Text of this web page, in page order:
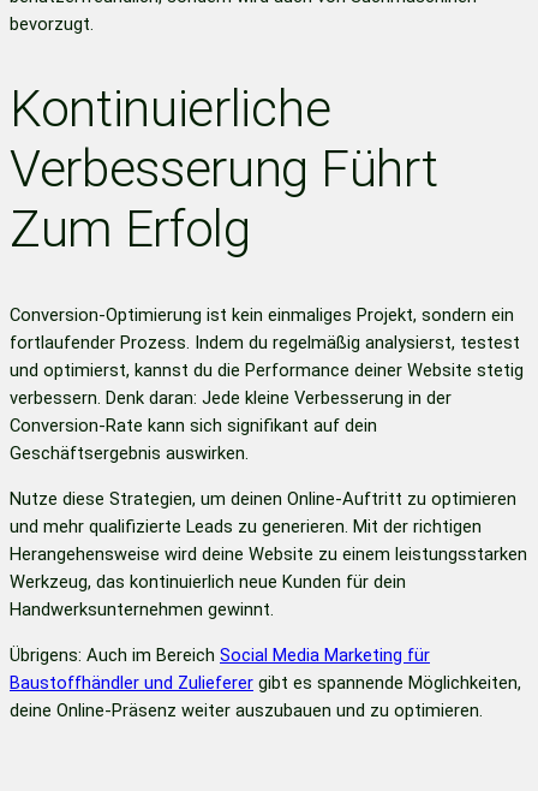
bevorzugt.
Kontinuierliche
Verbesserung Führt
Zum Erfolg
Conversion-Optimierung ist kein einmaliges Projekt, sondern ein
fortlaufender Prozess. Indem du regelmäßig analysierst, testest
und optimierst, kannst du die Performance deiner Website stetig
verbessern. Denk daran: Jede kleine Verbesserung in der
Conversion-Rate kann sich signifikant auf dein
Geschäftsergebnis auswirken.
Nutze diese Strategien, um deinen Online-Auftritt zu optimieren
und mehr qualifizierte Leads zu generieren. Mit der richtigen
Herangehensweise wird deine Website zu einem leistungsstarken
Werkzeug, das kontinuierlich neue Kunden für dein
Handwerksunternehmen gewinnt.
Übrigens: Auch im Bereich Social Media Marketing für
Baustoffhändler und Zulieferer gibt es spannende Möglichkeiten,
deine Online-Präsenz weiter auszubauen und zu optimieren.